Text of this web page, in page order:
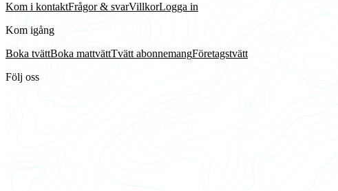
Kom i kontaktFrågor & svarVillkorLogga in
Kom igång
Boka tvättBoka mattvättTvätt abonnemangFöretagstvätt
Följ oss